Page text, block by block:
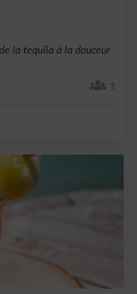
la tequila à la douceur
1